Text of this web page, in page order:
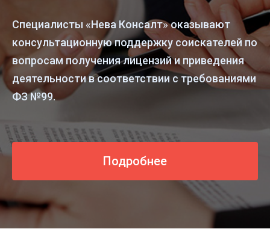
Специалисты «Нева Консалт» оказывают
консультационную поддержку соискателей по
вопросам получения лицензий и приведения
деятельности в соответствии с требованиями
ФЗ №99.
Подробнее